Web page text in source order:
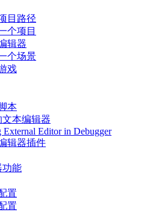
目路径
个项目
辑器
个场景
戏
本
本编辑器
External Editor in Debugger
辑器插件
功能
置
置